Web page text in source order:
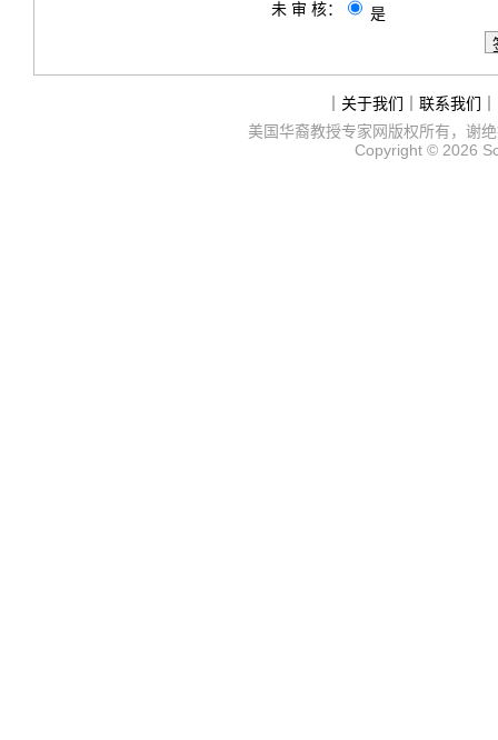
未 审 核：
是
关于我们 联系我们
美国华裔教授专家网版权所有，谢
Copyright © 2026